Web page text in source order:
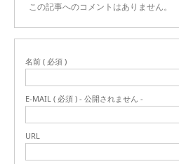
この記事へのコメントはありません。
名前 ( 必須 )
E-MAIL ( 必須 ) - 公開されません -
URL